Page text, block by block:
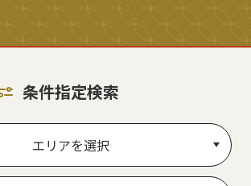
条件指定検索
エリアを選択